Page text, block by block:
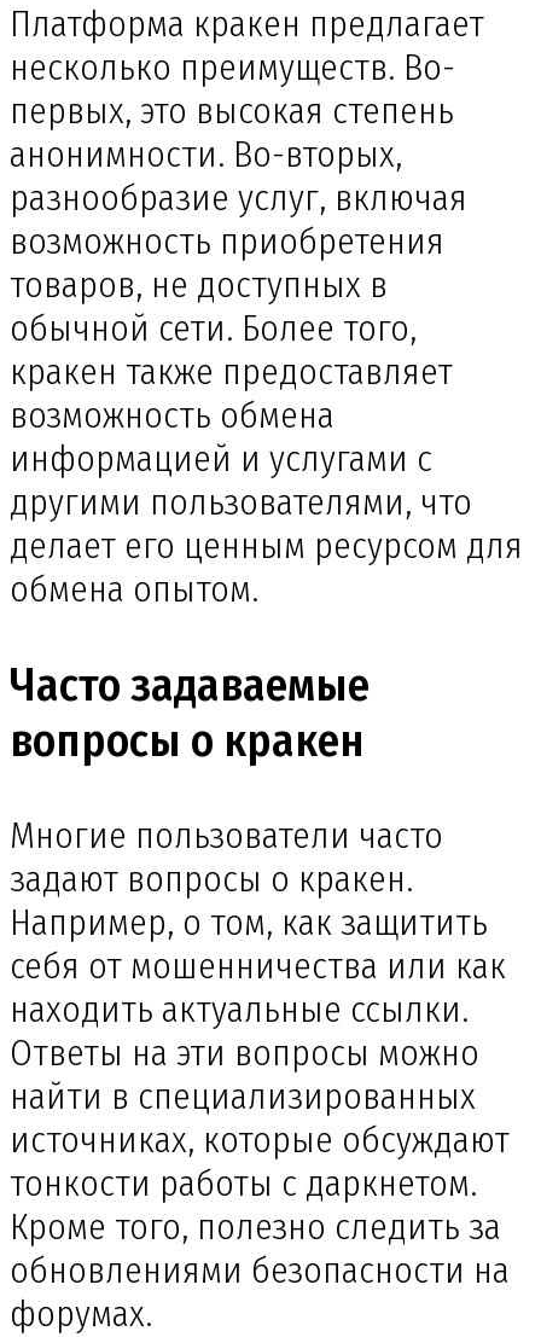
Платформа кракен предлагает
несколько преимуществ. Во-
первых, это высокая степень
анонимности. Во-вторых,
разнообразие услуг, включая
возможность приобретения
товаров, не доступных в
обычной сети. Более того,
кракен также предоставляет
возможность обмена
информацией и услугами с
другими пользователями, что
делает его ценным ресурсом для
обмена опытом.
Часто задаваемые
вопросы о кракен
Многие пользователи часто
задают вопросы о кракен.
Например, о том, как защитить
себя от мошенничества или как
находить актуальные ссылки.
Ответы на эти вопросы можно
найти в специализированных
источниках, которые обсуждают
тонкости работы с даркнетом.
Кроме того, полезно следить за
обновлениями безопасности на
форумах.